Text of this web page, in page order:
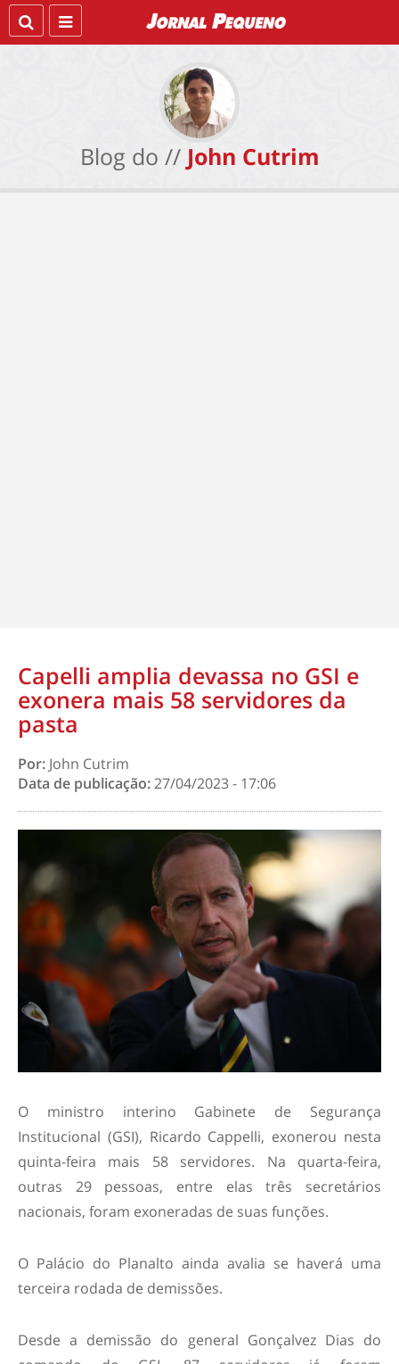
Blog do // John Cutrim
Capelli amplia devassa no GSI e
exonera mais 58 servidores da
pasta
Por: John Cutrim
Data de publicação:27/04/2023 - 17:06
O ministro interino Gabinete de Segurança
Institucional (GSI), Ricardo Cappelli, exonerou nesta
quinta-feira mais 58 servidores. Na quarta-feira,
outras 29 pessoas, entre elas três secretários
nacionais, foram exoneradas de suas funções.
O Palácio do Planalto ainda avalia se haverá uma
terceira rodada de demissões.
Desde a demissão do general Gonçalvez Dias do